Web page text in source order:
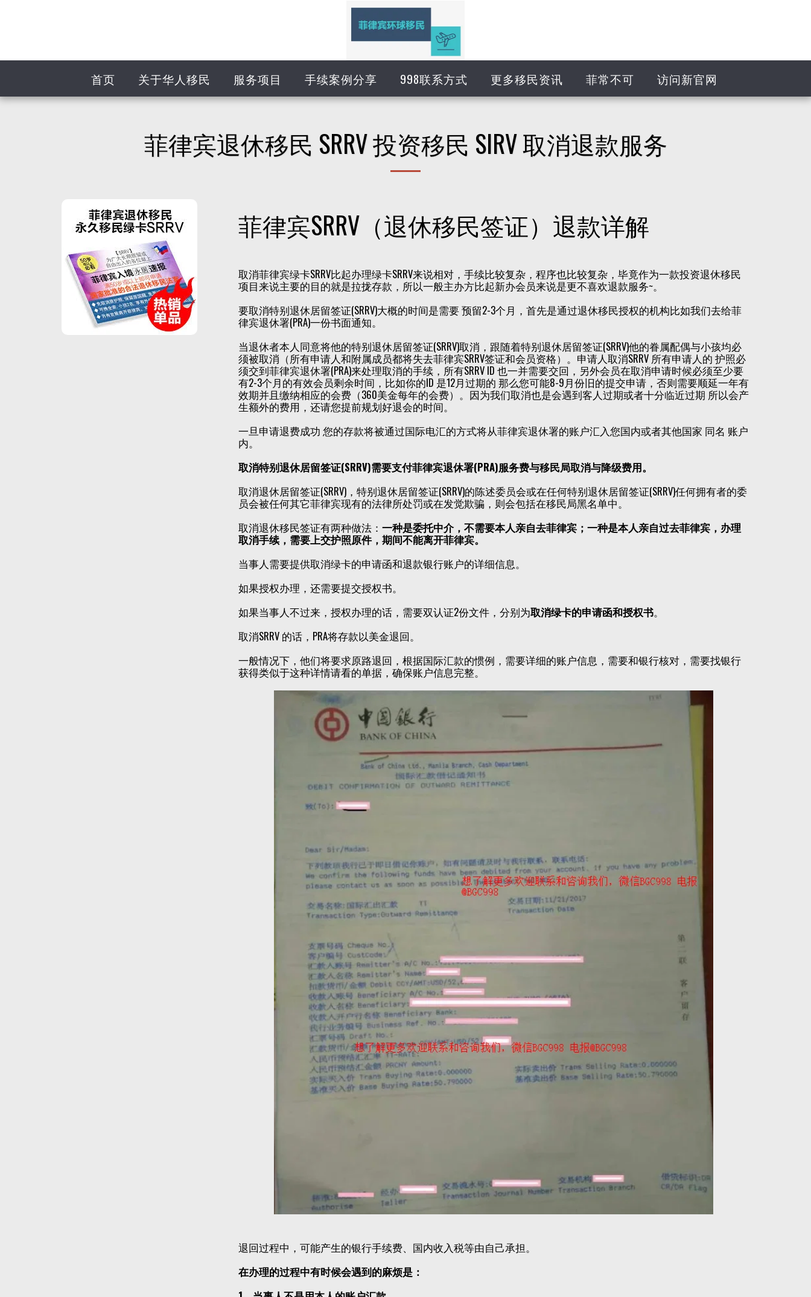
首页 关于华人移民 服务项目 手续案例分享 998联系方式 更多移民资讯 菲常不可 访问新官网
菲律宾退休移民 SRRV 投资移民 SIRV 取消退款服务
菲律宾SRRV（退休移民签证）退款详解
取消菲律宾绿卡SRRV比起办理绿卡SRRV来说相对，手续比较复杂，程序也比较复杂，毕竟作为一款投资退休移民
项目来说主要的目的就是拉拢存款，所以一般主办方比起新办会员来说是更不喜欢退款服务~。
要取消特别退休居留签证(SRRV)大概的时间是需要 预留2-3个月，首先是通过退休移民授权的机构比如我们去给菲
律宾退休署(PRA)一份书面通知。
当退休者本人同意将他的特别退休居留签证(SRRV)取消，跟随着特别退休居留签证(SRRV)他的眷属配偶与小孩均必
须被取消（所有申请人和附属成员都将失去菲律宾SRRV签证和会员资格）。申请人取消SRRV 所有申请人的 护照必
须交到菲律宾退休署(PRA)来处理取消的手续，所有SRRV ID 也一并需要交回，另外会员在取消申请时候必须至少要
有2-3个月的有效会员剩余时间，比如你的ID 是12月过期的 那么您可能8-9月份旧的提交申请，否则需要顺延一年有
效期并且缴纳相应的会费（360美金每年的会费）。因为我们取消也是会遇到客人过期或者十分临近过期 所以会产
生额外的费用，还请您提前规划好退会的时间。
一旦申请退费成功 您的存款将被通过国际电汇的方式将从菲律宾退休署的账户汇入您国内或者其他国家 同名 账户
内。
取消特别退休居留签证(SRRV)需要支付菲律宾退休署(PRA)服务费与移民局取消与降级费用。
取消退休居留签证(SRRV)，特别退休居留签证(SRRV)的陈述委员会或在任何特别退休居留签证(SRRV)任何拥有者的委
员会被任何其它菲律宾现有的法律所处罚或在发觉欺骗，则会包括在移民局黑名单中。
取消退休移民签证有两种做法： 一种是委托中介，不需要本人亲自去菲律宾；一种是本人亲自过去菲律宾，办理
取消手续，需要上交护照原件，期间不能离开菲律宾。
当事人需要提供取消绿卡的申请函和退款银行账户的详细信息。
如果授权办理，还需要提交授权书。
如果当事人不过来，授权办理的话，需要双认证2份文件，分别为取消绿卡的申请函和授权书。
取消SRRV 的话，PRA将存款以美金退回。
一般情况下，他们将要求原路退回，根据国际汇款的惯例，需要详细的账户信息，需要和银行核对，需要找银行
获得类似于这种详情请看的单据，确保账户信息完整。
退回过程中，可能产生的银行手续费、国内收入税等由自己承担。
在办理的过程中有时候会遇到的麻烦是：